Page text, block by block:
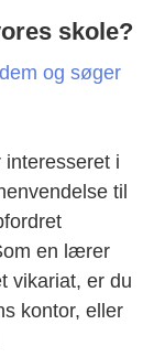
skole?
og søger
i
til
en lærer
vikariat, er du
kontor, eller